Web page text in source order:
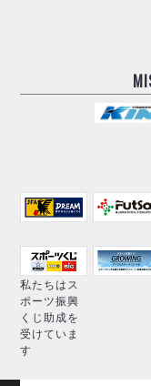
私たちはス
ポーツ振興
くじ助成を
受けていま
す